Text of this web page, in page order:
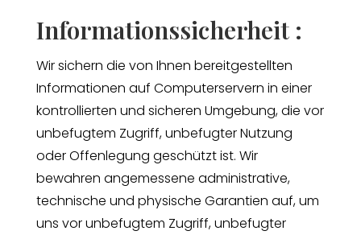
Informationssicherheit :
Wir sichern die von Ihnen bereitgestellten
Informationen auf Computerservern in einer
kontrollierten und sicheren Umgebung, die vor
unbefugtem Zugriff, unbefugter Nutzung
oder Offenlegung geschützt ist. Wir
bewahren angemessene administrative,
technische und physische Garantien auf, um
uns vor unbefugtem Zugriff, unbefugter